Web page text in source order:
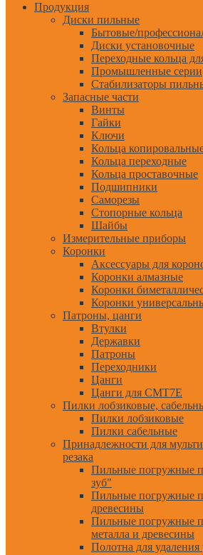
Продукция
Диски пильные
Бытовые/
Диски установочные
Переходные кольца
Промышленные серии
Стабилизаторы
Запасные части
Винты
Гайки
Ключи
Кольца
Кольца переходные
Кольца проставочные
Подшипники
Саморезы
Стопорные кольца
Шайбы
Измерительные приборы
Коронки
Аксессуары для
Коронки алмазные
Коронки
Коронки
Патроны, цанги
Втулки
Державки
Патроны
Переходники
Цанги
Цанги для CMT7E
Пилки лобзиковые,
Пилки лобзиковые
Пилки сабельные
Принадлежности для
резака
Пильные погружные
зуб"
Пильные погружные
древесины
Пильные погружные
металла и древесины
Полотна для удаления